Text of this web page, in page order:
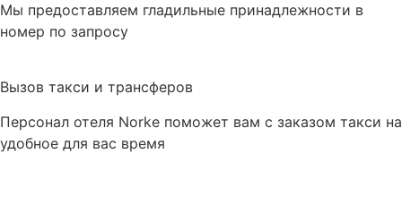
Мы предоставляем гладильные принадлежности в
номер по запросу
Вызов такси и трансферов
Персонал отеля Norke поможет вам с заказом такси на
удобное для вас время